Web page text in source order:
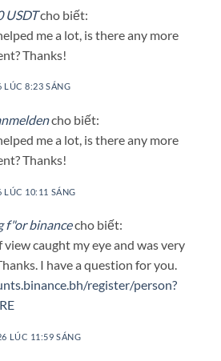
USDTcho biết:
me a lot, is there any more
Thanks!
LÚC 8:23 SÁNG
cho biết:
me a lot, is there any more
Thanks!
LÚC 10:11 SÁNG
f"or binancecho biết:
caught my eye and was very
I have a question for you.
register/person?
LÚC 11:59 SÁNG